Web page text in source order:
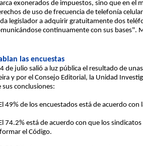
exonerados de impuestos, sino que en el
de uso de frecuencia de telefonía
legislador a adquirir gratuitamente dos
continuamente con sus bases".
las encuestas
4 de julio salió a luz pública el resultado de
y por el Consejo Editorial, la Unidad
sus conclusiones:
49% de los encuestados está de acuerdo
74.2% está de acuerdo con que los
el Código.